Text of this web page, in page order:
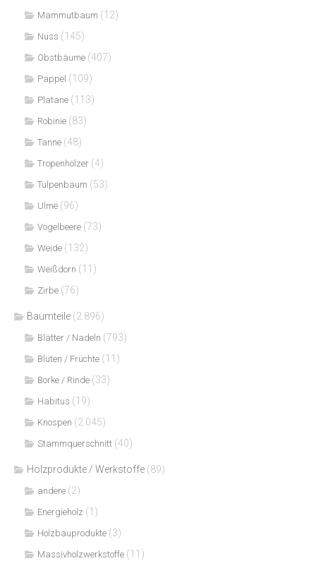
Mammutbaum (12)
Nuss (145)
Obstbäume (407)
Pappel (109)
Platane (113)
Robinie (83)
Tanne (48)
Tropenhölzer (4)
Tulpenbaum (53)
Ulme (96)
Vogelbeere (73)
Weide (132)
Weißdorn (11)
Zirbe (76)
Baumteile (2.896)
Blätter / Nadeln (793)
Blüten / Früchte (11)
Borke / Rinde (33)
Habitus (19)
Knospen (2.045)
Stammquerschnitt (40)
Holzprodukte / Werkstoffe (89)
andere (2)
Energieholz (1)
Holzbauprodukte (3)
Massivholzwerkstoffe (11)